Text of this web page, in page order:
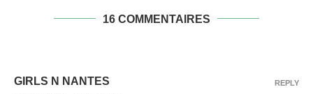
16 COMMENTAIRES
GIRLS N NANTES REPLY